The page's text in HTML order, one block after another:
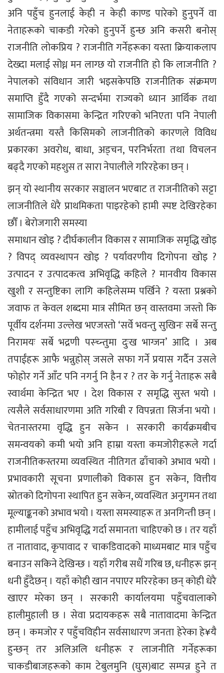
अनि पहुँच हुनलाई केही न केही काण्ड पारेको हुनुपर्ने वा
नेताहरूको चाकडी गरेको हुनुपर्ने हुन्छ अनि कसरी बनोस्
राजनीति लोकप्रिय ? राजनीति गर्नेहरूका यस्ता क्रियाकलाप
देख्दा मलाई सोध्न मन लाग्छ यो राजनीति हो कि लाजनीति ?
नेपालको संविधान जारी भइसकेपछि राजनीतिक संक्रमण
समाप्ति हुँदै गएको सन्दर्भमा राज्यको ध्यान आर्थिक तथा
सामाजिक विकासमा केन्द्रित गरिएको भनिएता पनि नेपाली
अर्थतन्त्रमा यस्तै किसिमको लाजनीतिको कारणले विविध
प्रकारका अवरोध, बाधा, अड्चन, परनिर्भरता तथा विचलन
बढ्दै गएको महशुस त सारा नेपालीले गरिरहेका छन् ।
झन् यो स्थानीय सरकार सञ्चालन भएबाट त राजनीतिको सट्टा
लाजनीतिले धेरै प्राथमिकता पाइरहेको हामी स्पष्ट देखिरहेका
छौँ । बेरोजगारी समस्या
समाधान खोइ ? दीर्घकालीन विकास र सामाजिक समृद्धि खोइ
? विपद् व्यवस्थापन खोइ ? पर्यावरणीय दिगोपना खोइ ?
उत्पादन र उत्पादकत्व अभिवृद्धि कहिले ? मानवीय विकास
खुशी र सन्तुष्टिका लागि कहिलेसम्म पर्खिने ? यस्ता प्रश्नको
जवाफ त केवल शब्दमा मात्र सीमित छन् वास्तवमा जस्तो कि
पूर्वीय दर्शनमा उल्लेख भएजस्तो ‘सर्वे भवन्तु सुखिनः सर्बे सन्तु
निरामयः सर्बे भद्रणी पस्च्न्तुमा दुःख भाग्जन’ आदि । अब
तपाईंहरू आफै भन्नुहोस् जसले सफा गर्ने प्रयास गर्दैन उसले
फोहोर गर्ने आँट पनि नगर्नु नि हैन र ? तर के गर्नु नेताहरू सबै
स्वार्थमा केन्द्रित भए । देश विकास र समृद्धि सुस्त भयो ।
त्यसैले सर्वसाधारणमा अति गरिबी र विपन्नता सिर्जना भयो ।
चेतनास्तरमा वृद्धि हुन सकेन । सरकारी कार्यक्रमबीच
समन्वयको कमी भयो अनि हाम्रा यस्ता कमजोरीहरूले गर्दा
राजनीतिकस्तरमा व्यवस्थित नीतिगत ढाँचाको अभाव भयो ।
प्रभावकारी सूचना प्रणालीको विकास हुन सकेन, वित्तीय
स्रोतको दिगोपना स्थापित हुन सकेन, व्यवस्थित अनुगमन तथा
मूल्याङ्कनको अभाव भयो । यस्ता समस्याहरू त अनगिन्ती छन् ।
हामीलाई पहुँच अभिवृद्धि गर्दा समानता चाहिएको छ । तर यहाँ
त नातावाद, कृपावाद र चाकडिवादको माध्यमबाट मात्र पहुँच
बनाउन सकिने देखिन्छ । यहाँ गरीब सधैं गरिब छ, धनीहरू झन्
धनी हुँदैछन् । यहाँ कोही खान नपाएर मरिरहेका छन् कोही धेरै
खाएर मरेका छन् । सरकारी कार्यालयमा पहुँचवालाको
हालीमुहाली छ । सेवा प्रदायकहरू सबै नातावादमा केन्द्रित
छन् । कमजोर र पहुँचविहीन सर्वसाधारण जनता हेरेका हे¥यै
हुन्छन् तर अलिअलि धनीहरू र लाजनीति गर्नेहरूका
चाकडीबाजहरूको काम टेबुलमुनि (घुस)बाट सम्पन्न हुने त